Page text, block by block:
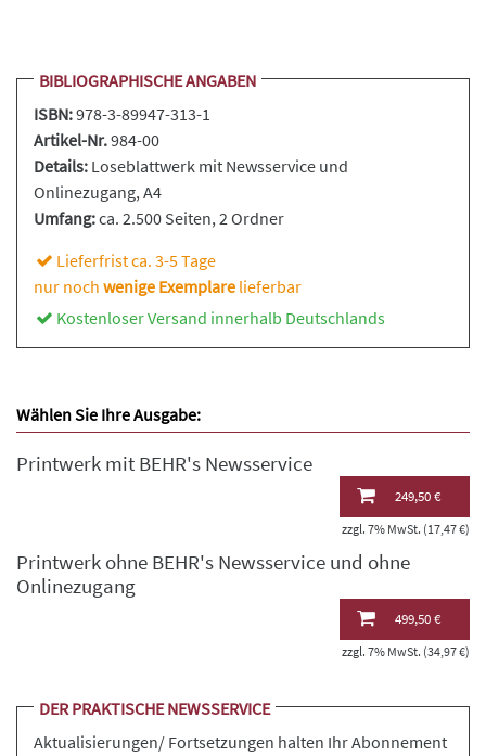
BIBLIOGRAPHISCHE ANGABEN
ISBN:978-3-89947-313-1
Artikel-Nr.984-00
Details: Loseblattwerk mit Newsservice und
Onlinezugang, A4
Umfang:ca. 2.500 Seiten, 2 Ordner
Lieferfrist ca. 3-5 Tage
nur noch wenige Exemplare lieferbar
Kostenloser Versand innerhalb Deutschlands
Wählen Sie Ihre Ausgabe:
Printwerk mit BEHR's Newsservice
249,50 €
zzgl. 7% MwSt. (17,47 €)
Printwerk ohne BEHR's Newsservice und ohne
Onlinezugang
499,50 €
zzgl. 7% MwSt. (34,97 €)
DER PRAKTISCHE NEWSSERVICE
Aktualisierungen/ Fortsetzungen halten Ihr Abonnement